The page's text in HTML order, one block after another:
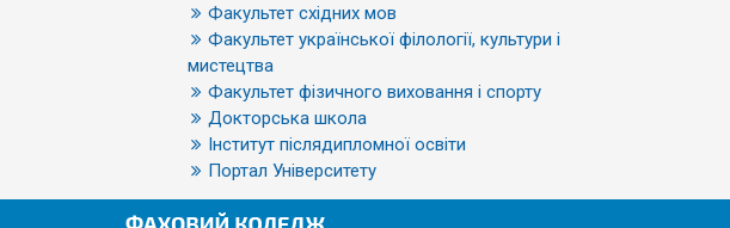
Факультет східних мов
Факультет української філології, культури і
мистецтва
Факультет фізичного виховання і спорту
Докторська школа
Інститут післядипломної освіти
Портал Університету